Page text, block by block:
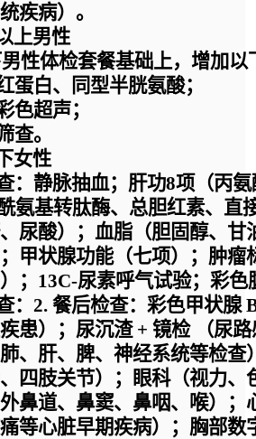
疾病）。
上男性
性体检套餐基础上，增加以
蛋白、同型半胱氨酸；
色超声；
查。
女性
：静脉抽血；肝功8项 （丙
氨基转肽酶、总胆红素、直
尿酸）
；血脂（胆固醇、甘
甲状腺功能（七项）；肿瘤
；13C-尿素呼气试验；彩
：2. 餐后检查：彩色甲状腺
患）；尿沉渣 + 镜检 （尿
肺、肝、脾、神经系统等检
四肢关节）；眼科（视力
鼻道、鼻窦、鼻咽、喉）
等心脏早期疾病）；胸部